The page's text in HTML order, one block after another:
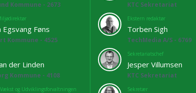
Kommune - 2673
Egsvang Føns
Kommune - 4525
der Linden
Kommune - 4108
og Udviklingsforvaltningen
KTC Sekretariat
Ekstern redaktør
Torben Sigh
TechMedia A/S - 6769
Sekretariatschef
Jesper Villumsen
KTC Sekretariat
Sekretær